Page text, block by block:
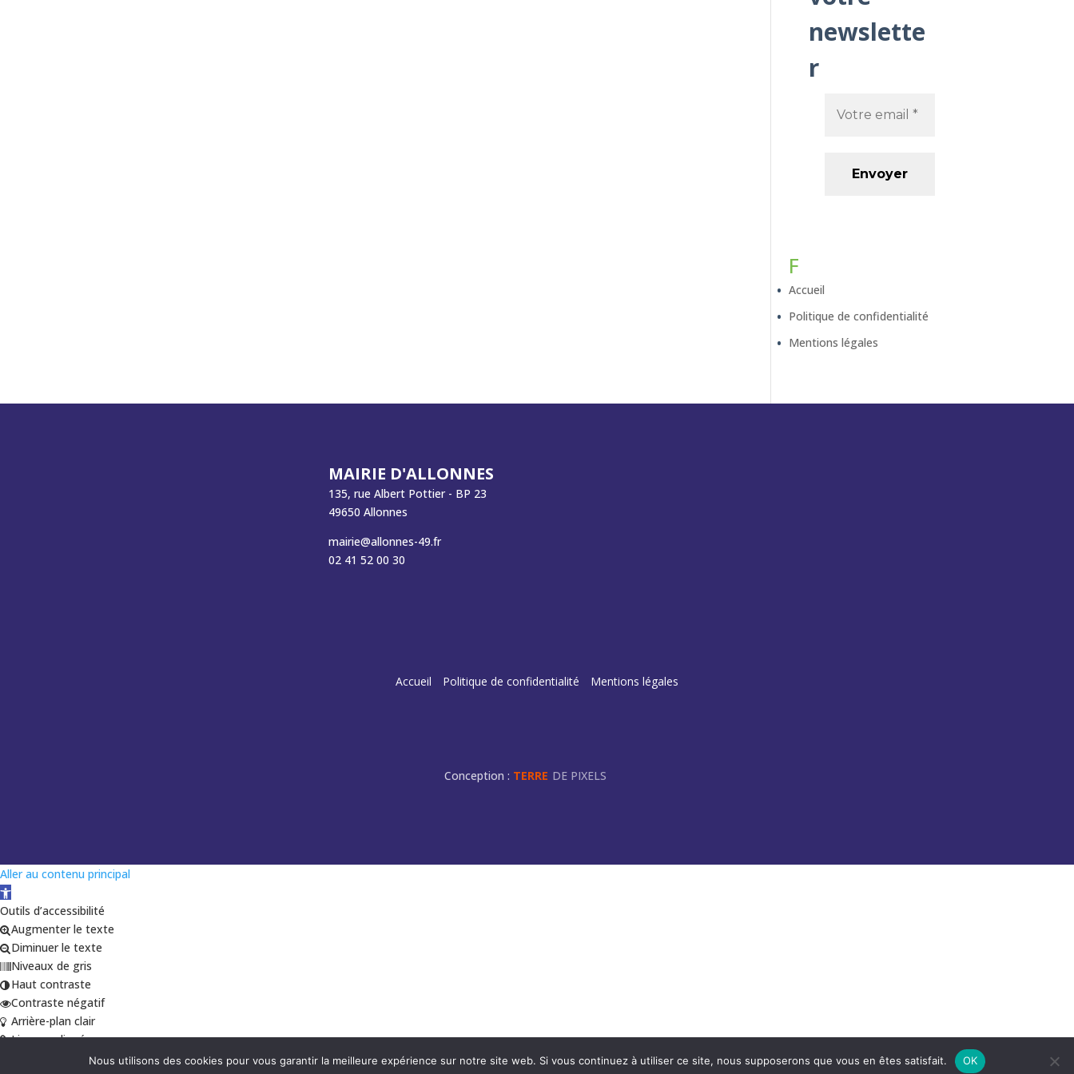
newslette
r
F
Accueil
Politique de confidentialité
Mentions légales
MAIRIE D'ALLONNES
135, rue Albert Pottier - BP 23
49650 Allonnes
mairie@allonnes-49.fr
02 41 52 00 30
Accueil Politique de confidentialité Mentions légales
Conception : TERRE DE PIXELS
Aller au contenu principal
Ouvrir la barre d’outils
Outils d’accessibilité
Augmenter le texte
Diminuer le texte
Niveaux de gris
Haut contraste
Contraste négatif
Arrière-plan clair
Liens soulignés
Nous utilisons des cookies pour vous garantir la meilleure expérience sur notre site web. Si vous continuez à utiliser ce site, nous supposerons que vous en êtes satisfait. OK